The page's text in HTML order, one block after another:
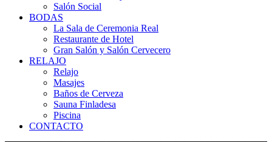
Salón Social
BODAS
La Sala de Ceremonia Real
Restaurante de Hotel
Gran Salón y Salón Cervecero
RELAJO
Relajo
Masajes
Baños de Cerveza
Sauna Finladesa
Piscina
CONTACTO